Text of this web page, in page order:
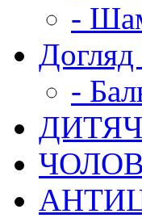
-
-